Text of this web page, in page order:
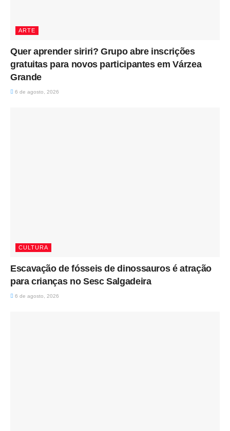
ARTE
Quer aprender siriri? Grupo abre inscrições
gratuitas para novos participantes em Várzea
Grande
6 de agosto, 2026
CULTURA
Escavação de fósseis de dinossauros é atração
para crianças no Sesc Salgadeira
6 de agosto, 2026